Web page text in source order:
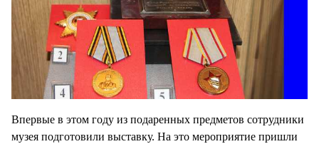
Впервые в этом году из подаренных предметов сотрудники
музея подготовили выставку. На это мероприятие пришли